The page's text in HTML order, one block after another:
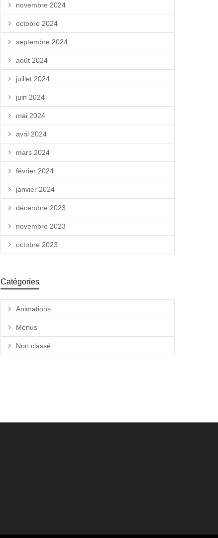
novembre 2024
octobre 2024
septembre 2024
août 2024
juillet 2024
juin 2024
mai 2024
avril 2024
mars 2024
février 2024
janvier 2024
décembre 2023
novembre 2023
octobre 2023
Catégories
Animations
Menus
Non classé